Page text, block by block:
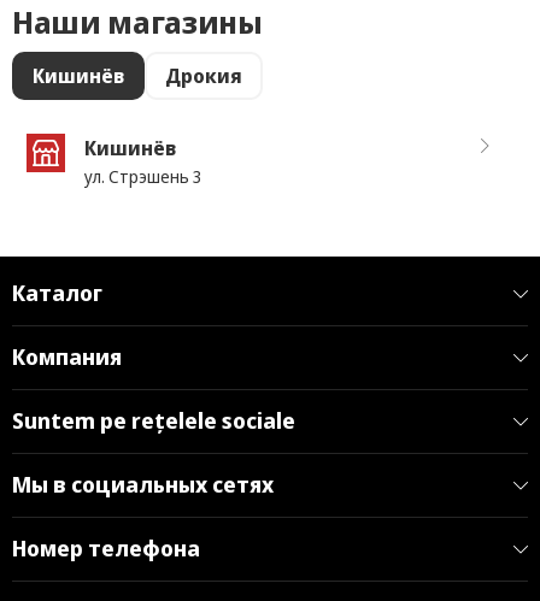
Наши магазины
Кишинёв Дрокия
Кишинёв
ул. Стрэшень 3
Каталог
Компания
Suntem pe rețelele sociale
Мы в социальных сетях
Номер телефона